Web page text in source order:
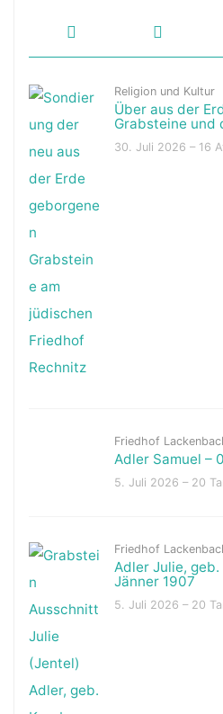
Religion und Kultur
Über aus der
Grabsteine und
30. Juli 2026 – 16
Friedhof
Adler Samuel –
5. Juli 2026 – 20
Friedhof
Adler Julie, geb.
Jänner 1907
5. Juli 2026 – 20